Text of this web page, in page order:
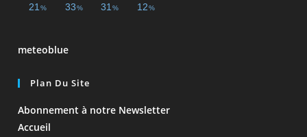
meteoblue
Plan Du Site
Abonnement à notre Newsletter
Accueil